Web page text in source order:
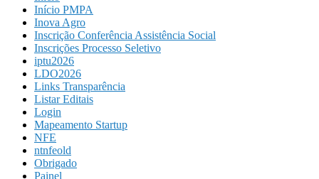
Início PMPA
Inova Agro
Inscrição Conferência Assistência Social
Inscrições Processo Seletivo
iptu2026
LDO2026
Links Transparência
Listar Editais
Login
Mapeamento Startup
NFE
ntnfeold
Obrigado
Painel